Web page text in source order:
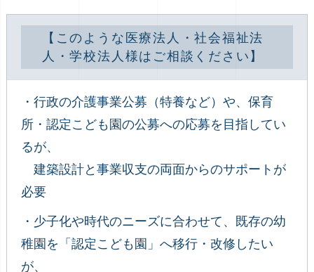
【このような医療法人・社会福祉法
人・学校法人様はご相談ください】
・行政の介護事業公募（特養など）や、保育
所・認定こども園の公募への応募を目指してい
るが、
建築設計と事業収支の両面からのサポートが
必要
・少子化や時代のニーズに合わせて、既存の幼
稚園を「認定こども園」へ移行・改修したい
が、